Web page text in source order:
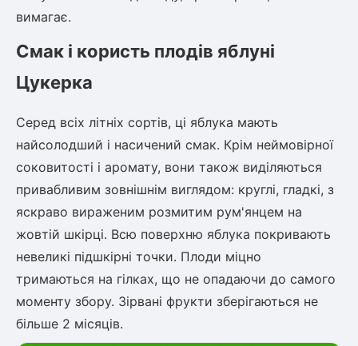
вимагає.
Смак і користь плодів яблуні
Цукерка
Серед всіх літніх сортів, ці яблука мають
найсолодший і насичений смак. Крім неймовірної
соковитості і аромату, вони також виділяються
привабливим зовнішнім виглядом: круглі, гладкі, з
яскраво вираженим розмитим рум'янцем на
жовтій шкірці. Всю поверхню яблука покривають
невеликі підшкірні точки. Плоди міцно
тримаються на гілках, що не опадаючи до самого
моменту збору. Зірвані фрукти зберігаються не
більше 2 місяців.